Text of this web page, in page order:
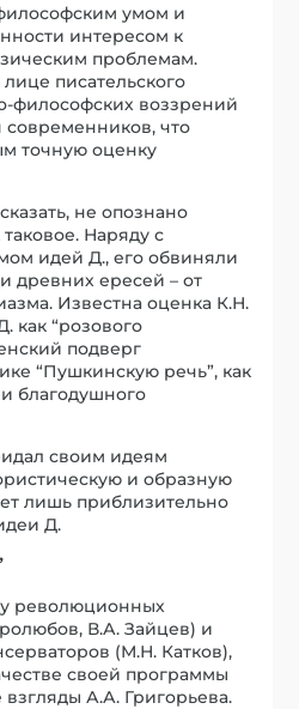
умом и
интересом к
проблемам.
писательского
философских воззрений
что
точную оценку
не опознано
Наряду с
идей Д., его обвиняли
древних ересей – от
Известна оценка К.Н.
как “розового
подверг
“Пушкинскую речь”, как
благодушного
своим идеям
и образную
лишь приблизительно
Д.
революционных
В.А. Зайцев) и
(М.Н. Катков),
своей программы
А.А. Григорьева.